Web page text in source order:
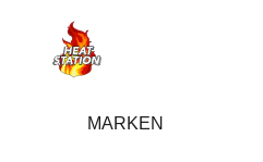
heatstation
MARKEN